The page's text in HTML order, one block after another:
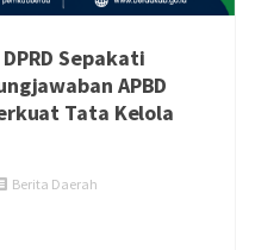
Sepakati
APBD
Tata Kelola
Berita Daerah